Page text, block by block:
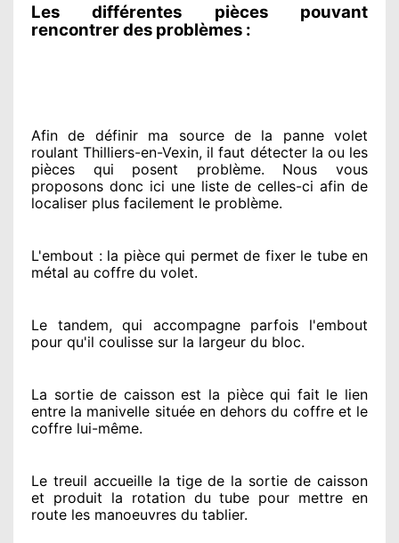
Les différentes pièces pouvant
rencontrer des problèmes :
Afin de définir ma sourcede la panne volet
roulant Thilliers-en-Vexin, il faut détecterla ou les
pièces qui posent problème. Nous vous
proposons donc ici une liste de celles-ci afin de
localiser plus facilement le problème.
L'embout : la pièce qui permet de fixer le tube en
métal au coffre du volet.
Le tandem, qui accompagne parfois l'embout
pour qu'il coulisse sur la largeur du bloc.
La sortie de caisson est la pièce qui fait le lien
entre la manivelle situéeen dehors du coffre et le
coffre lui-même.
Le treuil accueille la tige de la sortie de caisson
et produit la rotation du tube pour mettre en
route les manoeuvres du tablier.